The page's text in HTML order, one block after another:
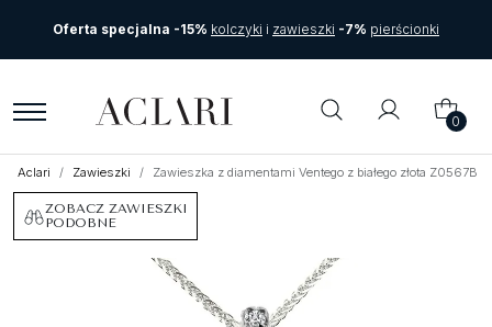
Oferta specjalna -15% kolczyki i zawieszki -7% pierścionki
0
Aclari Zawieszki Zawieszka z diamentami Ventego z białego złota Z0567BB
ZOBACZ ZAWIESZKI
PODOBNE